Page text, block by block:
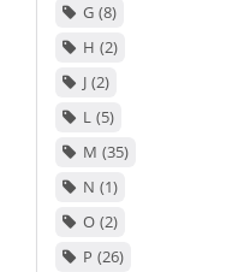
G 8
H 2
J 2
L 5
M 35
N 1
O 2
P 26